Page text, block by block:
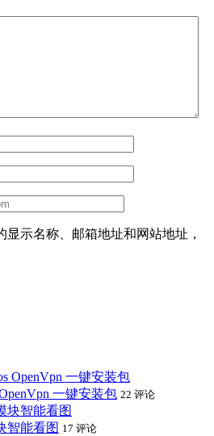
示名称、邮箱地址和网站地址，
一键安装包 22 评论
智能看图 17 评论